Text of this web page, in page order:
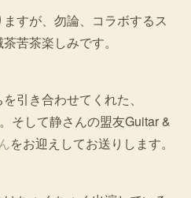
すが、勿論、コラボするス
苦茶楽しみです。
引き合わせてくれた、
。そして静さんの盟友Guitar &
をお迎えしてお送りします。